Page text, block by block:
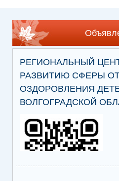
РЕГИОНАЛЬНЫЙ
РАЗВИТИЮ СФЕРЫ
ОЗДОРОВЛЕНИЯ
ВОЛГОГРАДСКОЙ